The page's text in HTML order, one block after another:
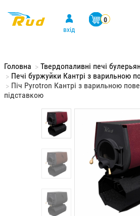
основному
Меню
учётной
вхід
0
Головна
Твердопаливні печі
Печі буржуйки Кантрі з варильною
Піч Pyrotron Кантрі з варильною
підставкою